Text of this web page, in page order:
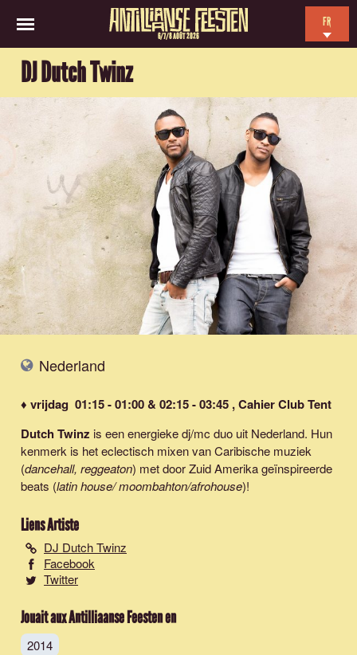
6/7/8 AOÛT 2026
FR
DJ Dutch Twinz
Nederland
♦ vrijdag 01:15 - 01:00 & 02:15 - 03:45 , Cahier Club Tent
Dutch Twinz is een energieke dj/mc duo uit Nederland. Hun
kenmerk is het eclectisch mixen van Caribische muziek
(dancehall, reggeaton) met door Zuid Amerika geïnspireerde
beats (latin house/ moombahton/afrohouse)!
Liens Artiste
DJ Dutch Twinz
Facebook
Twitter
Jouait aux Antilliaanse Feesten en
2014